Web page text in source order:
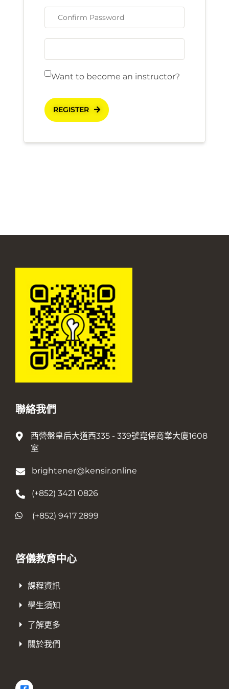
Want to become an instructor?
REGISTER
聯絡我們
西營盤皇后大道西335 - 339號崑保商業大廈1608
室
brightener@kensir.online
(+852) 3421 0826
(+852) 9417 2899
啓儀教育中心
課程資訊
學生須知
了解更多
關於我們